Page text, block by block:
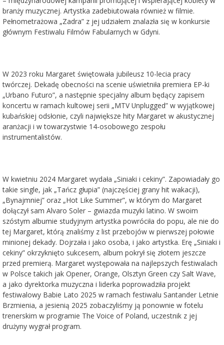
branży muzycznej. Artystka zadebiutowała również w filmie.
Pełnometrażowa „Zadra” z jej udziałem znalazła się w konkursie
głównym Festiwalu Filmów Fabularnych w Gdyni.
W 2023 roku Margaret świętowała jubileusz 10-lecia pracy
twórczej. Dekadę obecności na scenie uświetniła premiera EP-ki
„Urbano Futuro”, a następnie specjalny album będący zapisem
koncertu w ramach kultowej serii „MTV Unplugged” w wyjątkowej
kubańskiej odsłonie, czyli największe hity Margaret w akustycznej
aranżacji i w towarzystwie 14-osobowego zespołu
instrumentalistów.
W kwietniu 2024 Margaret wydała „Siniaki i cekiny”. Zapowiadały go
takie single, jak „Tańcz głupia” (najczęściej grany hit wakacji),
„Bynajmniej” oraz „Hot Like Summer”, w którym do Margaret
dołączył sam Alvaro Soler – gwiazda muzyki latino. W swoim
szóstym albumie studyjnym artystka powróciła do popu, ale nie do
tej Margaret, którą znaliśmy z list przebojów w pierwszej połowie
minionej dekady. Dojrzała i jako osoba, i jako artystka. Erę „Siniaki i
cekiny” okrzyknięto sukcesem, album pokrył się złotem jeszcze
przed premierą. Margaret występowała na najlepszych festiwalach
w Polsce takich jak Opener, Orange, Olsztyn Green czy Salt Wave,
a jako dyrektorka muzyczna i liderka poprowadziła projekt
festiwalowy Babie Lato 2025 w ramach festiwalu Santander Letnie
Brzmienia, a jesienią 2025 zobaczyliśmy ją ponownie w fotelu
trenerskim w programie The Voice of Poland, uczestnik z jej
drużyny wygrał program.